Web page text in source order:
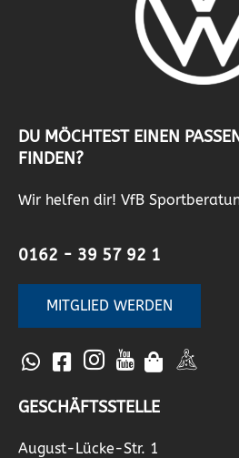
DU MÖCHTEST EINEN
FINDEN?
Wir helfen dir! VfB
0162 - 39 57 92 1
MITGLIED WERDEN
GESCHÄFTSSTELLE
August-Lücke-Str. 1